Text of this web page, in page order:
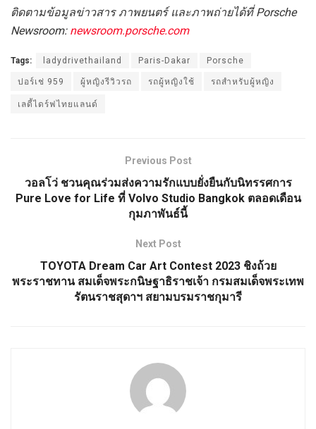
ติดตามข้อมูลข่าวสาร ภาพยนตร์ และภาพถ่ายได้ที่Porsche
Newsroom: newsroom.porsche.com
Tags: ladydrivethailand Paris-Dakar Porsche
ปอร์เช่ 959 ผู้หญิงรีวิวรถ รถผู้หญิงใช้ รถสำหรับผู้หญิง
เลดี้ไดร์ฟไทยแลนด์
Previous Post
วอลโว่ ชวนคุณร่วมส่งความรักแบบยั่งยืนกับนิทรรศการ
Pure Love for Life ที่ Volvo Studio Bangkok ตลอดเดือน
กุมภาพันธ์นี้
Next Post
TOYOTA Dream Car Art Contest 2023 ชิงถ้วย
พระราชทาน สมเด็จพระกนิษฐาธิราชเจ้า กรมสมเด็จพระเทพ
รัตนราชสุดาฯ สยามบรมราชกุมารี